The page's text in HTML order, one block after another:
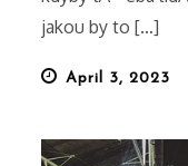
jakou by to […]
Posted
April 3, 2023